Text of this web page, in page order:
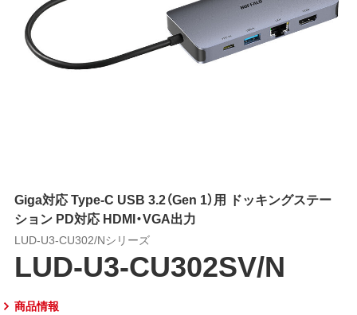
Giga対応 Type-C USB 3.2（Gen 1）用 ドッキングステー
ション PD対応 HDMI・VGA出力
LUD-U3-CU302/Nシリーズ
LUD-U3-CU302SV/N
商品情報